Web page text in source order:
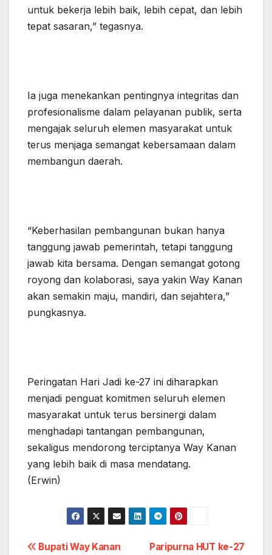
untuk bekerja lebih baik, lebih cepat, dan lebih
tepat sasaran,” tegasnya.
Ia juga menekankan pentingnya integritas dan
profesionalisme dalam pelayanan publik, serta
mengajak seluruh elemen masyarakat untuk
terus menjaga semangat kebersamaan dalam
membangun daerah.
“Keberhasilan pembangunan bukan hanya
tanggung jawab pemerintah, tetapi tanggung
jawab kita bersama. Dengan semangat gotong
royong dan kolaborasi, saya yakin Way Kanan
akan semakin maju, mandiri, dan sejahtera,”
pungkasnya.
Peringatan Hari Jadi ke-27 ini diharapkan
menjadi penguat komitmen seluruh elemen
masyarakat untuk terus bersinergi dalam
menghadapi tantangan pembangunan,
sekaligus mendorong terciptanya Way Kanan
yang lebih baik di masa mendatang.
(Erwin)
Paripurna HUT ke-27
Bupati Way Kanan